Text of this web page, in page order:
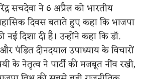
सचदेवा ने 6 अप्रैल को भारतीय
दिवस बताते हुए कहा कि भाजपा
नई दिशा दी है। उन्होंने कहा कि डॉ.
पंडित दीनदयाल उपाध्याय के विचारों
के नेतृत्व ने पार्टी की मजबूत नींव रखी,